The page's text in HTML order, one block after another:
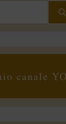
canale